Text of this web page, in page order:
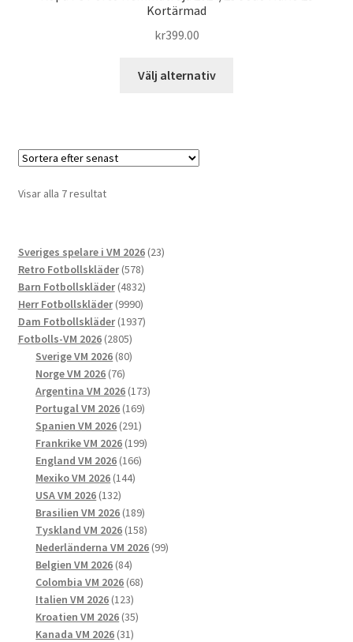
Kortärmad
kr399.00
Välj alternativ
Visar alla 7 resultatSortera
Sveriges spelare i VM 2026 2323
Retro Fotbollskläder 578578
produkter
Barn Fotbollskläder 48324832
produkter
Herr Fotbollskläder 99909990
produkter
Dam Fotbollskläder 19371937
Fotbolls-VM 2026 28052805
produkter
Sverige VM 2026 8080
Norge VM 2026 7676
produkter
Argentina VM 2026 173173
Portugal VM 2026 169169
Spanien VM 2026 291291
produkter
Frankrike VM 2026 199199
England VM 2026 166166
Mexiko VM 2026 144144
USA VM 2026 132132
produkter
Brasilien VM 2026 189189
produkter
Tyskland VM 2026 158158
produkter
Nederländerna VM 2026 9999
Belgien VM 2026 8484
produkter
Colombia VM 2026 6868
Italien VM 2026 123123
produkter
Kroatien VM 2026 3535
Kanada VM 2026 3131